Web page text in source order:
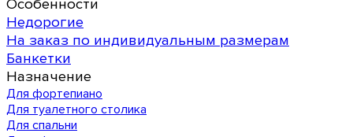
Особенности
Недорогие
На заказ по индивидуальным размерам
Банкетки
Назначение
Для фортепиано
Для туалетного столика
Для спальни